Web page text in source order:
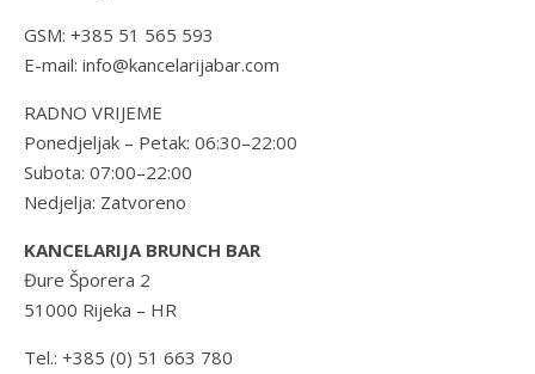
GSM: +385 51 565 593
E-mail: info@kancelarijabar.com
RADNO VRIJEME
Ponedjeljak – Petak: 06:30–22:00
Subota: 07:00–22:00
Nedjelja: Zatvoreno
KANCELARIJA BRUNCH BAR
Đure Šporera 2
51000 Rijeka – HR
Tel.: +385 (0) 51 663 780